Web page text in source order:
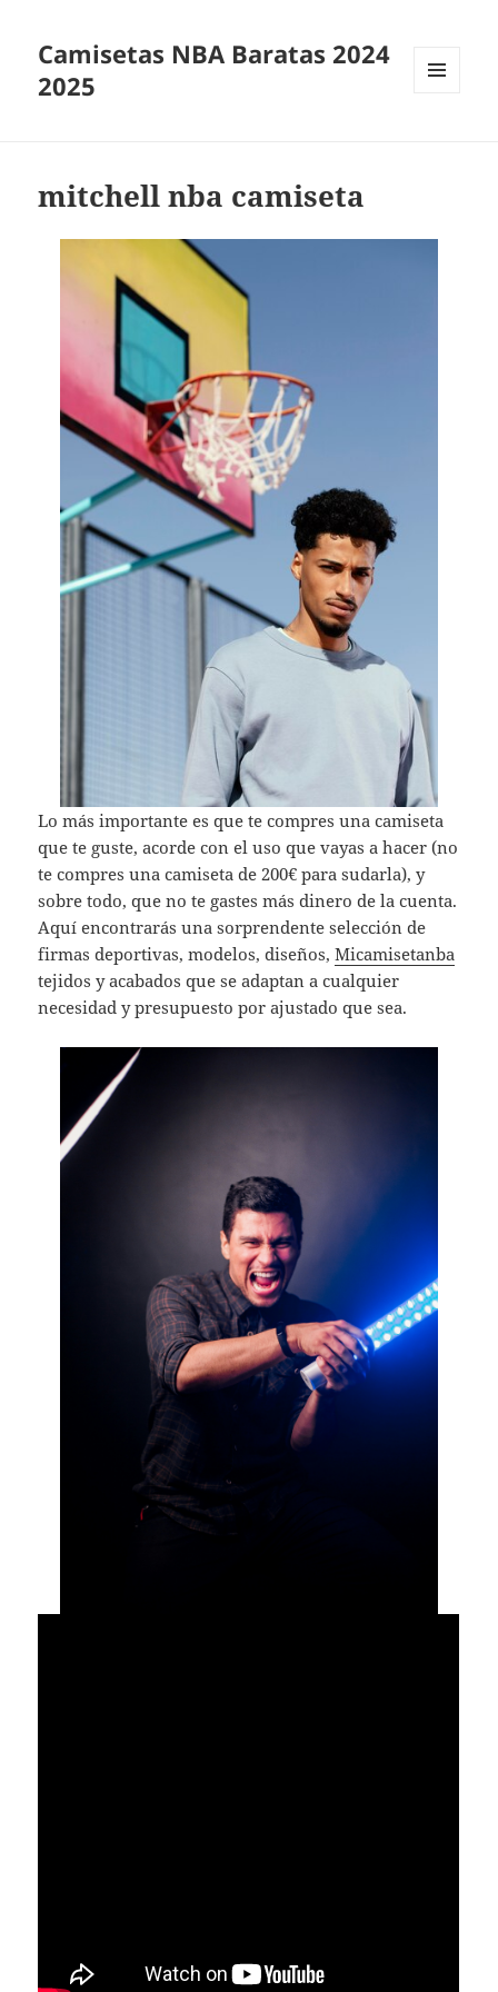
Camisetas NBA Baratas 2024
2025
mitchell nba camiseta
Lo más importante es que te compres una camiseta
que te guste, acorde con el uso que vayas a hacer (no
te compres una camiseta de 200€ para sudarla), y
sobre todo, que no te gastes más dinero de la cuenta.
Aquí encontrarás una sorprendente selección de
firmas deportivas, modelos, diseños,Micamisetanba
tejidos y acabados que se adaptan a cualquier
necesidad y presupuesto por ajustado que sea.